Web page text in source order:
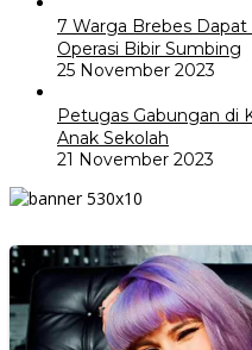
7 Warga Brebes
Operasi Bibir Sumbing
25 November 2023
Petugas Gabungan di
Anak Sekolah
21 November 2023